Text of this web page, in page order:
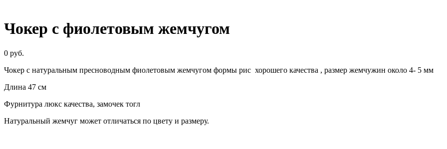
Чокер с фиолетовым жемчугом
0 руб.
Чокер с натуральным пресноводным фиолетовым жемчугом формы рис хорошего качества , размер жемчужин около 4- 5 мм
Длина 47 см
Фурнитура люкс качества, замочек тогл
Натуральный жемчуг может отличаться по цвету и размеру.